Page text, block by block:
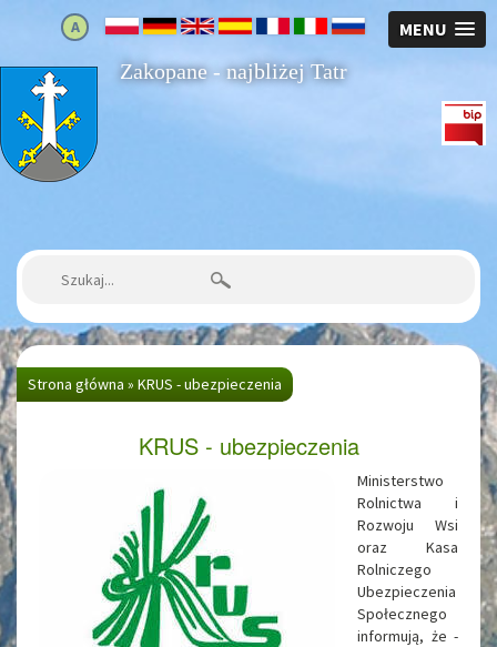
MENU
A
Strona główna Zakopane - najbliżej Tatr
Szukaj:
Strona główna » KRUS - ubezpieczenia
KRUS - ubezpieczenia
Ministerstwo
Rolnictwa i
Rozwoju Wsi
oraz Kasa
Rolniczego
Ubezpieczenia
Społecznego
informują, że -